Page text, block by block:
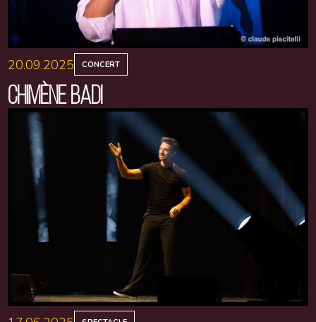
20.09.2025 CONCERT
CHIMÈNE BADI